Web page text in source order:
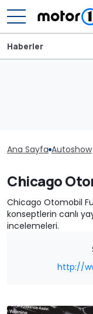
Haberler
Ana Sayfa Autoshow
Chicago
Chicago Otomobil
konseptlerin canlı
incelemeleri.
http://